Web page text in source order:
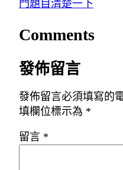
門題目清楚一下
Comments
發佈留言
發佈留言必須填寫的
填欄位標示為 *
留言 *